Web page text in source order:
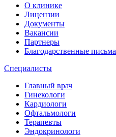
О клинике
Лицензии
Документы
Вакансии
Партнеры
Благодарственные письма
Специалисты
Главный врач
Гинекологи
Кардиологи
Офтальмологи
Терапевты
Эндокринологи